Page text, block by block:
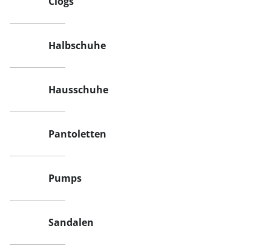
Halbschuhe
Hausschuhe
Pantoletten
Pumps
Sandalen